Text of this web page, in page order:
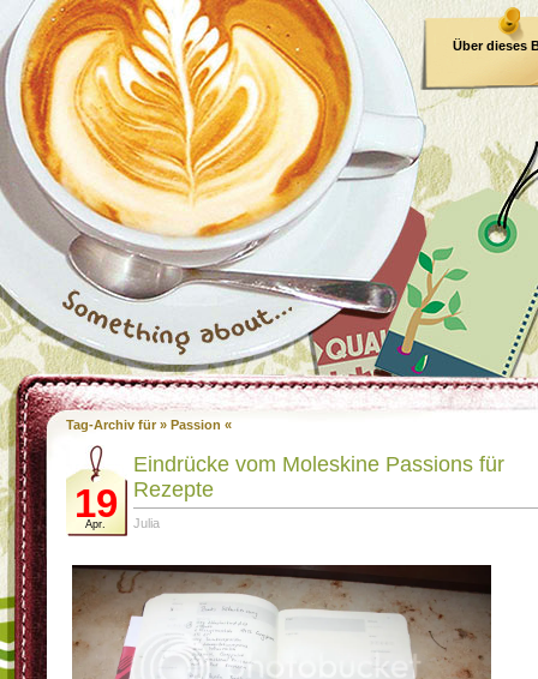
Über dieses
Tag-Archiv für » Passion «
19
Apr.
Eindrücke vom Moleskine Passions für
Rezepte
Julia